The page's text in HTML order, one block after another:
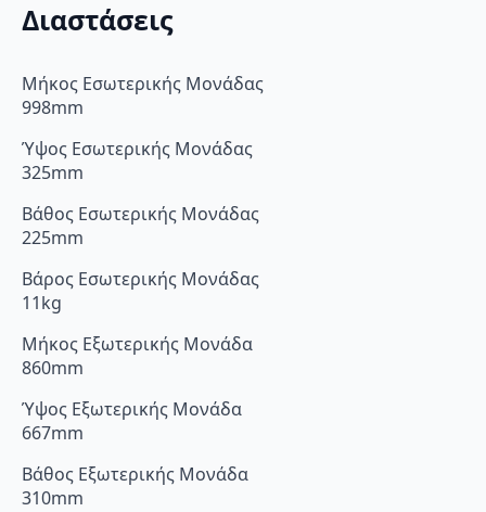
Διαστάσεις
Μήκος Εσωτερικής Μονάδας
998mm
Ύψος Εσωτερικής Μονάδας
325mm
Βάθος Εσωτερικής Μονάδας
225mm
Βάρος Εσωτερικής Μονάδας
11kg
Μήκος Εξωτερικής Μονάδα
860mm
Ύψος Εξωτερικής Μονάδα
667mm
Βάθος Εξωτερικής Μονάδα
310mm